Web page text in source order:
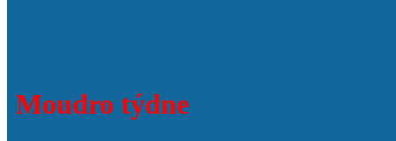
Moudro týdne